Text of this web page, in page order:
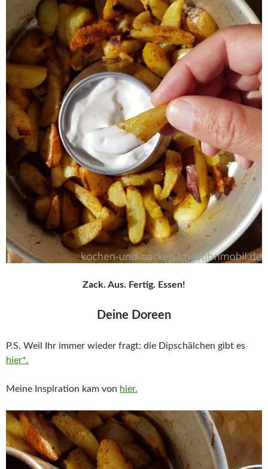
Zack. Aus. Fertig. Essen!
Deine Doreen
P.S. Weil Ihr immer wieder fragt: die Dipschälchen gibt es
hier*.
Meine Inspiration kam von hier.